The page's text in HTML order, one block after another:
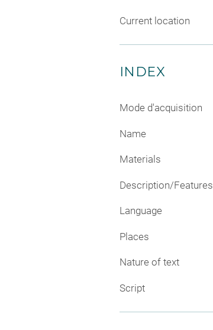
Current location
INDEX
Mode d'acquisition
Name
Materials
Description/Features
Language
Places
Nature of text
Script